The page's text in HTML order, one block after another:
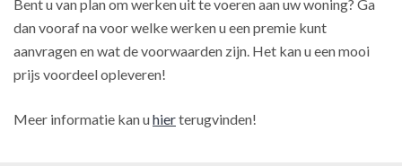
Bent u van plan om werken uit te voeren aan uw woning? Ga
dan vooraf na voor welke werken u een premie kunt
aanvragen en wat de voorwaarden zijn. Het kan u een mooi
prijs voordeel opleveren!
Meer informatie kan uhierterugvinden!